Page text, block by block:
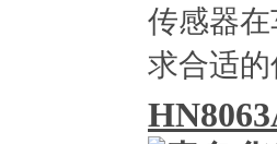
传感器
求合适